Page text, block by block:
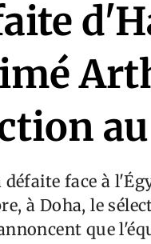
défaite face à
à Doha, le
que